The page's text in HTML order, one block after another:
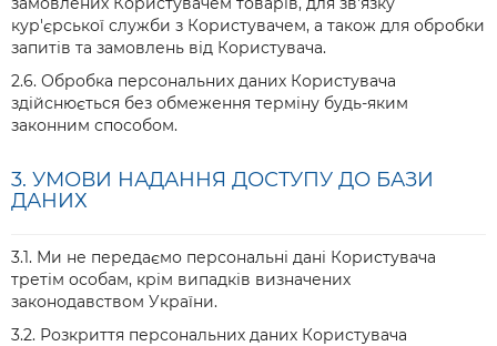
кур'єрської служби з Користувачем, а також для обробки
запитів та замовлень від Користувача.
2.6. Обробка персональних даних Користувача
здійснюється без обмеження терміну будь-яким
законним способом.
3. УМОВИ НАДАННЯ ДОСТУПУ ДО БАЗИ
ДАНИХ
3.1. Ми не передаємо персональні дані Користувача
третім особам, крім випадків визначених
законодавством України.
3.2. Розкриття персональних даних Користувача